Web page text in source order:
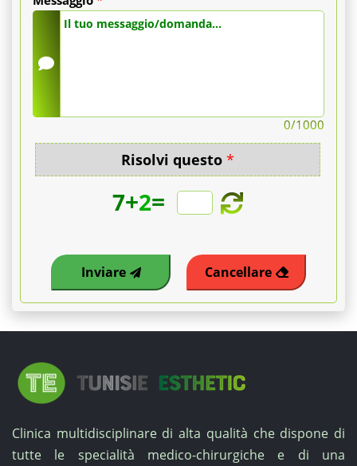
0/1000
Risolvi questo *
7+2=
Inviare Cancellare
Clinica multidisciplinare di alta qualità che dispone di
tutte le specialità medico-chirurgiche e di una